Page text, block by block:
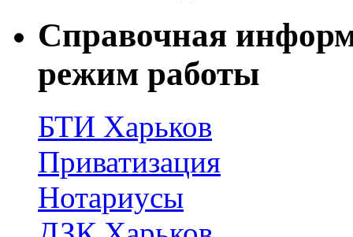
Справочная
режим работы
БТИ Харьков
Приватизация
Нотариусы